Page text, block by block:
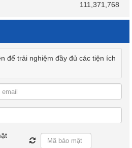
111,371,768
để trải nghiệm đầy đủ các tiện ích